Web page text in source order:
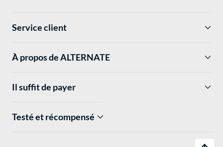
Service client
À propos de ALTERNATE
Il suffit de payer
Testé et récompensé